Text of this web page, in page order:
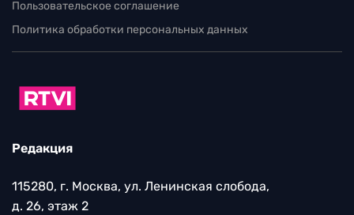
Пользовательское соглашение
Политика обработки персональных данных
Редакция
115280, г. Москва, ул. Ленинская слобода,
д. 26, этаж 2